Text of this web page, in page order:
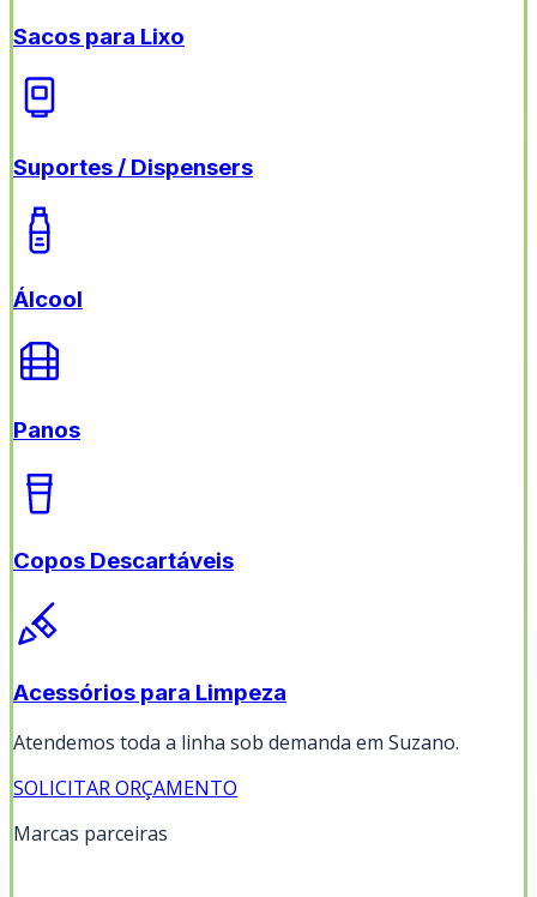
Sacos para Lixo
Suportes / Dispensers
Álcool
Panos
Copos Descartáveis
Acessórios para Limpeza
Atendemos toda a linha sob demanda em Suzano.
SOLICITAR ORÇAMENTO
Marcas parceiras